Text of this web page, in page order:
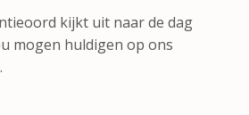
kijkt uit naar de dag
mogen huldigen op ons